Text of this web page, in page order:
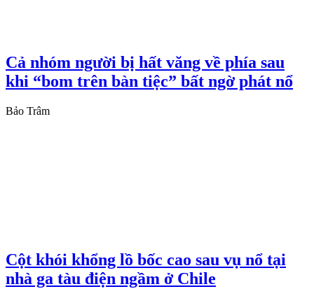
Cả nhóm người bị hất văng về phía sau
khi “bom trên bàn tiệc” bất ngờ phát nổ
Bảo Trâm
Cột khói khổng lồ bốc cao sau vụ nổ tại
nhà ga tàu điện ngầm ở Chile